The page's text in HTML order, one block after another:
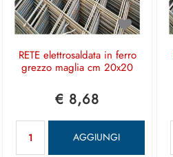
RETE elettrosaldata in ferro
grezzo maglia cm 20x20
€ 8,68
AGGIUNGI